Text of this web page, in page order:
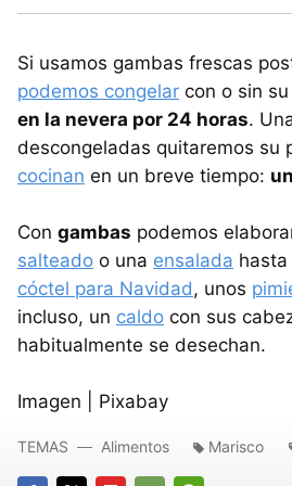
Si usamos gambas frescas
podemos congelar con o sin
en la nevera por 24 horas.
descongeladas quitaremos su
cocinan en un breve tiempo:
Con gambas podemos
salteado o una ensalada hasta
cóctel para Navidad, unos
incluso, un caldo con sus
habitualmente se desechan.
Imagen | Pixabay
TEMAS Alimentos Marisco